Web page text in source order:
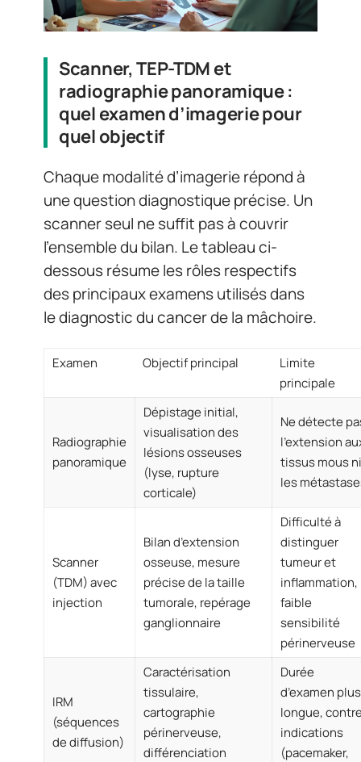
Scanner, TEP-TDM et
radiographie panoramique :
quel examen d’imagerie pour
quel objectif
Chaque modalité d’imagerie répond à
une question diagnostique précise. Un
scanner seul ne suffit pas à couvrir
l’ensemble du bilan. Le tableau ci-
dessous résume les rôles respectifs
des principaux examens utilisés dans
le diagnostic du cancer de la mâchoire.
Examen Objectif principal
Limite
principale
Radiographie
panoramique
Dépistage initial,
visualisation des
lésions osseuses
(lyse, rupture
corticale)
Ne détecte
l’extension
tissus mous ni
les
Scanner
(TDM) avec
injection
Bilan d’extension
osseuse, mesure
précise de la taille
tumorale, repérage
ganglionnaire
Difficulté à
distinguer
tumeur et
inflammation,
faible
sensibilité
périnerveuse
IRM
(séquences
de diffusion)
Caractérisation
tissulaire,
cartographie
périnerveuse,
différenciation
Durée
d’examen plus
longue,
indications
(pacemaker,